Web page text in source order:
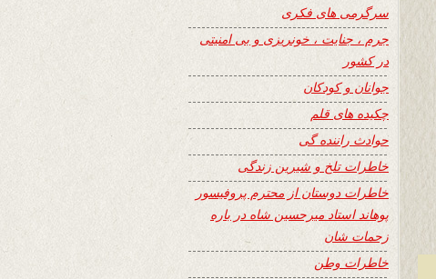
سرگرمی های فکری
جرم ، جنایت ، خونریزی و بی امنیتی
در کشور
جوانان و کودکان
چکیده های قلم
حوادث راننده گی
خاطرات تلخ و شیرین زندگی
خاطرات دوستان از محترم پروفیسور
پوهاند استاد میرحسین شاه در باره
زحمات شان
خاطرات وطن